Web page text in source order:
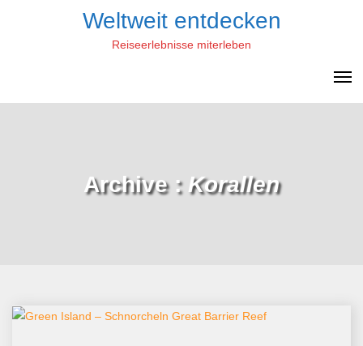
Weltweit entdecken
Reiseerlebnisse miterleben
Archive : Korallen